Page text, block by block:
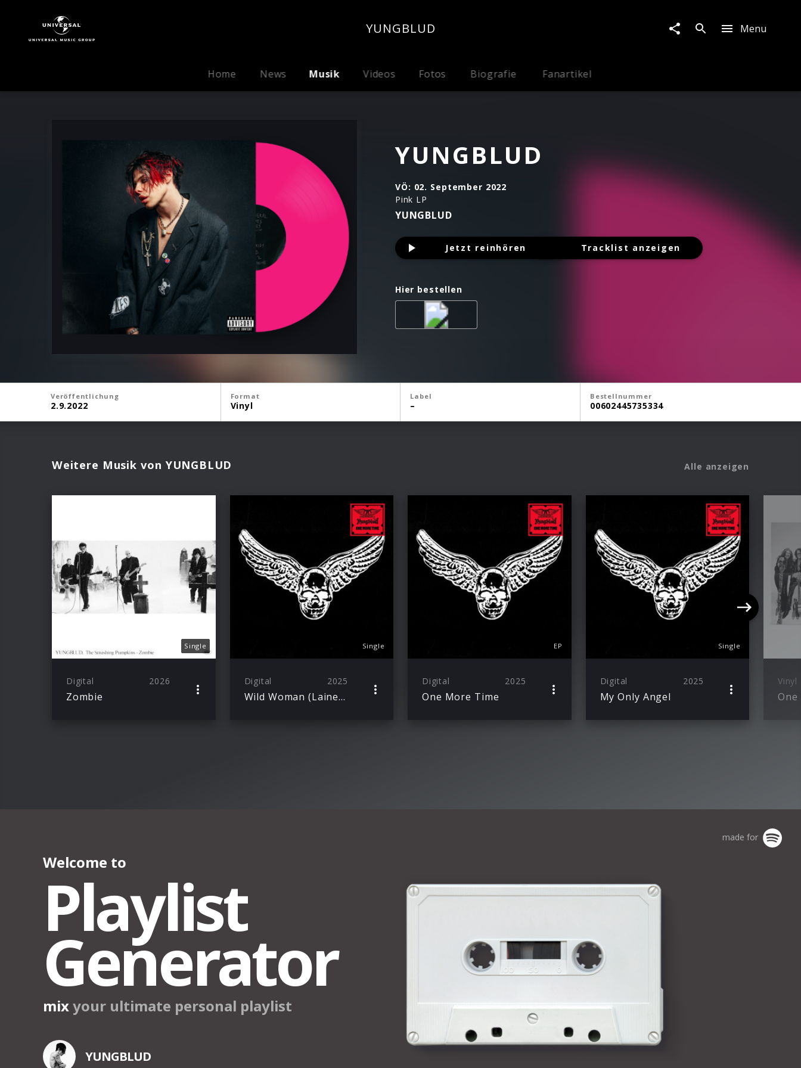
Musik
YUNGBLUD Menu
Home News Musik Videos Fotos Biografie Fanartikel
YUNGBLUD
VÖ: 02. September 2022
Pink LP
YUNGBLUD
Jetzt reinhören Tracklist anzeigen
Hier bestellen
Veröffentlichung
2.9.2022
Format
Vinyl
Label
–
Bestellnummer
00602445735334
Weitere Musik von YUNGBLUD Alle anzeigen
Single
Digital 2026
Zombie
Single
Digital 2025
Wild Woman (Lainey Wilson Version)
EP
Digital 2025
One More Time
Single
Digital 2025
My Only Angel
Vinyl